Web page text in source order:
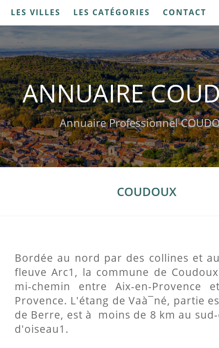
LES VILLES LES CATÉGORIES CONTACT
ANNUAIRE
Annuaire Professionnel
COUDOUX
Bordée au nord par des collines et
fleuve Arc1, la commune de
mi-chemin entre Aix-en-Provence
Provence. L'étang de Vaà¯né, partie
de Berre, est à moins de 8 km au
d'oiseau1.